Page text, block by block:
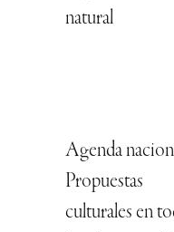
natural
Agenda
Propuestas
culturales en